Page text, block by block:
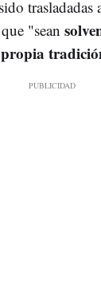
trasladadas
"sean